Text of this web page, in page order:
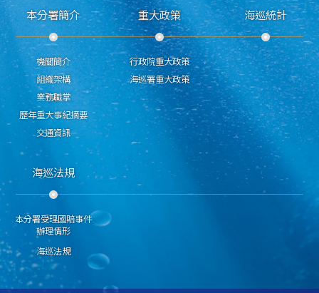
本分署簡介
機關簡介
組織架構
業務職掌
歷年重大事紀摘要
交通資訊
重大政策
行政院重大政策
海巡署重大政策
海巡統計
海巡法規
本分署受理國賠事件
辦理情形
海巡法規